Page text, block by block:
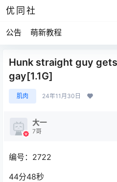
优同社
公告 萌新教程
Hunk straight guy
gay[1.1G]
肌肉 24年11月30日
大一
7哥
编号：2722
44分48秒